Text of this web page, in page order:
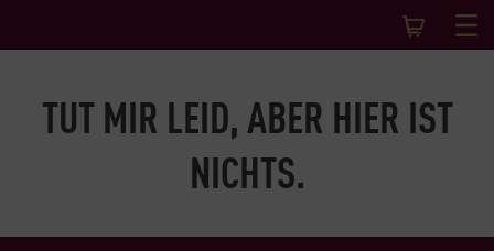
TUT MIR LEID, ABER HIER IST
NICHTS.